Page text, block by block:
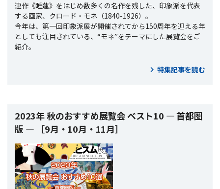
連作《睡蓮》をはじめ数多くの名作を残した、印象派を代表
する画家、クロード・モネ（1840-1926）。
今年は、第一回印象派展が開催されてから150周年を迎える年
としても注目されている、“モネ”をテーマにした展覧会をご
紹介。
特集記事を読む
2023年 秋のおすすめ展覧会 ベスト10 ― 首都圏
版 ― ［9月・10月・11月］